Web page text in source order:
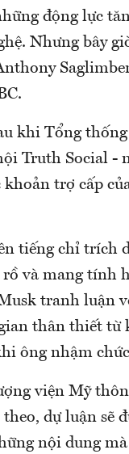
động lực
Nhưng bây
khi Tổng
Truth Social -
trợ cấp
tiếng chỉ trích
và mang tính
tranh luận
thân thiết từ
ông nhậm
viện Mỹ
dự luận sẽ
nội dung